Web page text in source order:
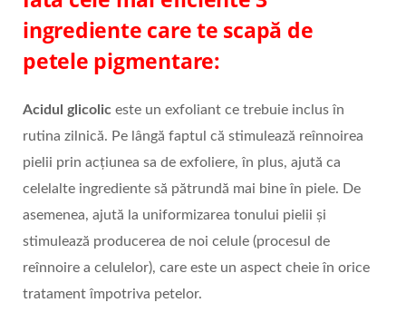
ingrediente care te scapă de
petele pigmentare:
Acidul glicolic este un exfoliant ce trebuie inclus în
rutina zilnică. Pe lângă faptul că stimulează reînnoirea
pielii prin acțiunea sa de exfoliere, în plus, ajută ca
celelalte ingrediente să pătrundă mai bine în piele. De
asemenea, ajută la uniformizarea tonului pielii și
stimulează producerea de noi celule (procesul de
reînnoire a celulelor), care este un aspect cheie în orice
tratament împotriva petelor.